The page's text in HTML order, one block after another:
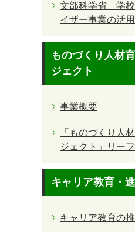
文部科学省 学校
イザー事業の活用
ものづくり人材
ジェクト
事業概要
「ものづくり人
ジェクト」リー
キャリア教育・
キャリア教育の